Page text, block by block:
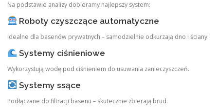
Na podstawie analizy dobieramy najlepszy system:
Roboty czyszczące automatyczne
Idealne dla basenów prywatnych – samodzielnie odkurzają dno i ściany.
Systemy ciśnieniowe
Wykorzystują wodę pod ciśnieniem do usuwania zanieczyszczeń.
Systemy ssące
Podłączane do filtracji basenu – skutecznie zbierają brud.